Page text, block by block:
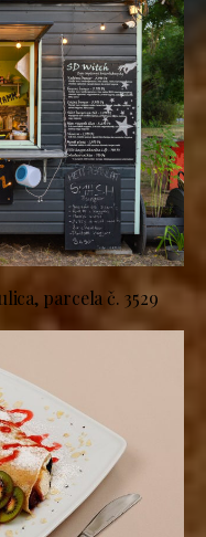
parcela č. 3529